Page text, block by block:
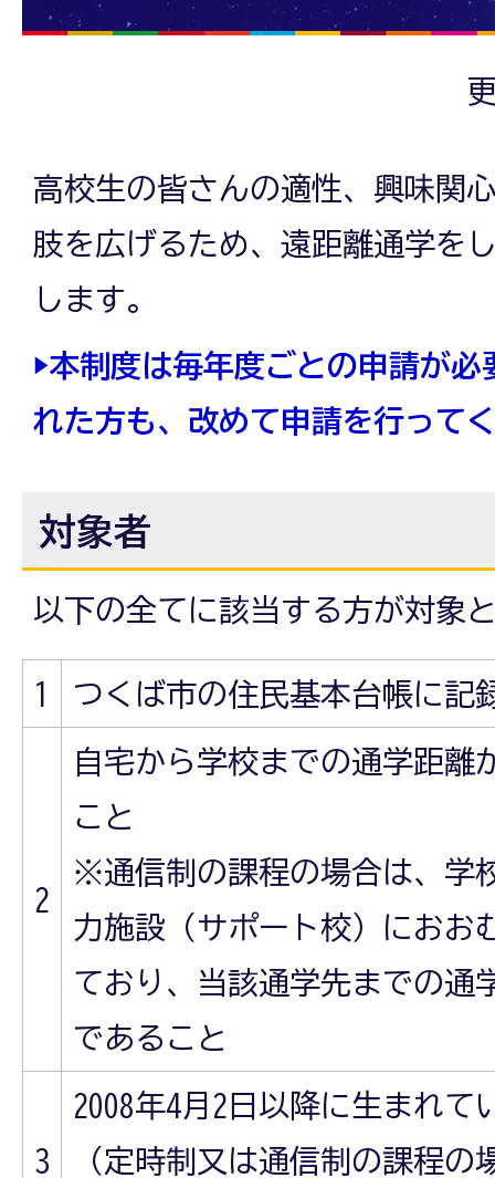
高校生の皆さんの適性、興味関
肢を広げるため、遠距離通学を
します。
▶本制度は毎年度ごとの申請が
れた方も、改めて申請を行って
対象者
以下の全てに該当する方が対象
1 つくば市の住民基本台帳に記
2
自宅から学校までの通学距離
こと
※通信制の課程の場合は、学
力施設（サポート校）におお
ており、当該通学先までの通
であること
3
2008年4月2日以降に生まれて
（定時制又は通信制の課程の